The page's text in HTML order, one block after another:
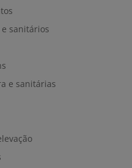
sanitários
e sanitárias